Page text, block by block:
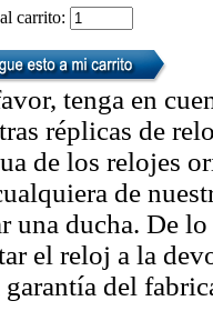
carrito:
tenga en
réplicas de
de los relojes
de
una ducha. De
el reloj a la
garantía del